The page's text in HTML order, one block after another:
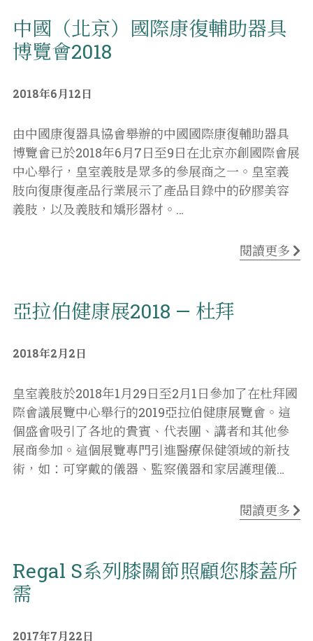
中國（北京）國際康復輔助器具
博覽會2018
2018年6月12日
由中國康復器具協會舉辦的中國國際康復輔助器具
博覽會已於2018年6月7日至9日在北京亦創國際會展
中心舉行，皇室義肢是眾多的參展商之一。皇室義
肢向復康復產品行業展示了產品目錄中的矽膠美容
義肢，以及義肢和矯形器材。 …
閱讀更多
亞拉伯健康展2018 — 杜拜
2018年2月2日
皇室義肢於2018年1月29日至2月1日參加了在杜拜國
際會議展覽中心舉行的2019亞拉伯健康展覽會。這
個盛會吸引了各地的貴賓、代表團、講者和其他參
展商參加。這個展覽專門引進醫療保健領域的新技
術，如：可穿戴的儀器、監察儀器和家居護理儀…
閱讀更多
Regal S系列膝關節照顧您膝蓋所
需
2017年7月22日